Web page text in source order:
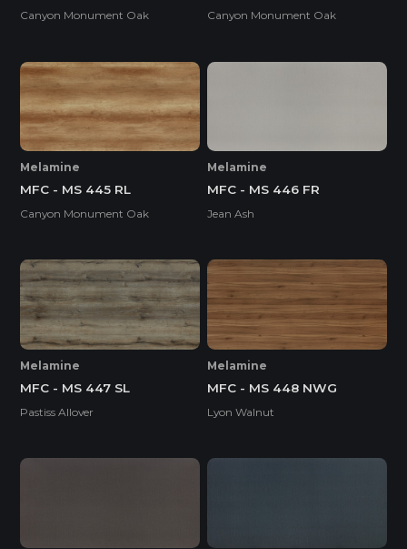
Canyon Monument Oak Canyon Monument Oak
Melamine
MFC - MS 445 RL
Canyon Monument Oak
Melamine
MFC - MS 446 FR
Jean Ash
Melamine
MFC - MS 447 SL
Pastiss Allover
Melamine
MFC - MS 448 NWG
Lyon Walnut